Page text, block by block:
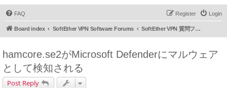
FAQ Login
Register
Board index SoftEther VPN Software Forums SoftEther VPN 質問フォーラム (日本語)
hamcore.se2がMicrosoft Defenderにマルウェア
として検知される
Post Reply